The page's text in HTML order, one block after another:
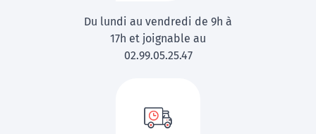
Du lundi au vendredi de 9h à
17h et joignable au
02.99.05.25.47